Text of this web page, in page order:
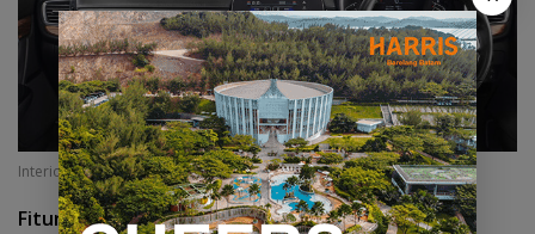
Interior All New Honda CR-V. (F. dok hondaoutsidejava)
Fitur Keselamatan Terlengkap